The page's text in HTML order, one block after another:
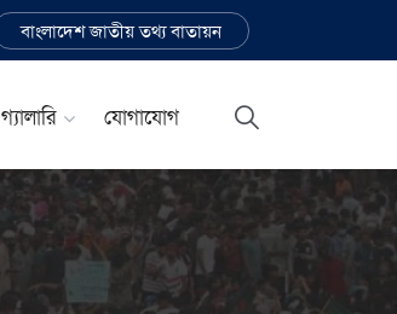
বাংলাদেশ জাতীয় তথ্য বাতায়ন
গ্যালারি যোগাযোগ